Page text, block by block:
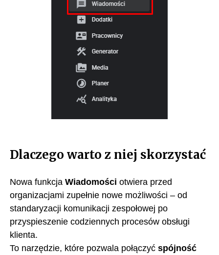
Dlaczego warto z niej skorzystać
Nowa funkcja Wiadomości otwiera przed
organizacjami zupełnie nowe możliwości – od
standaryzacji komunikacji zespołowej po
przyspieszenie codziennych procesów obsługi
klienta.
To narzędzie, które pozwala połączyć spójność